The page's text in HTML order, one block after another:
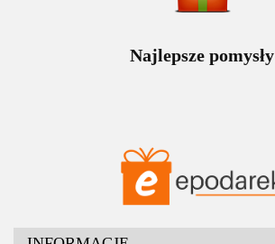
Najlepsze pomysły